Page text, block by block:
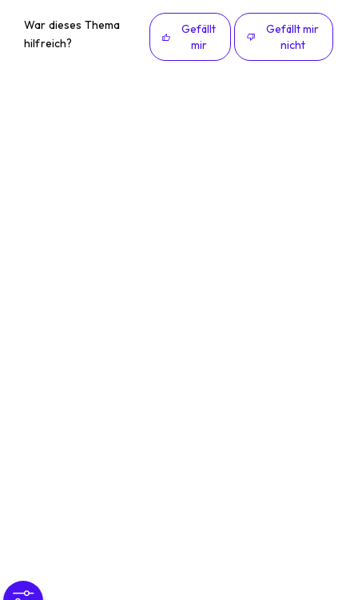
War dieses Thema
hilfreich?
Gefällt
mir
Gefällt mir
nicht